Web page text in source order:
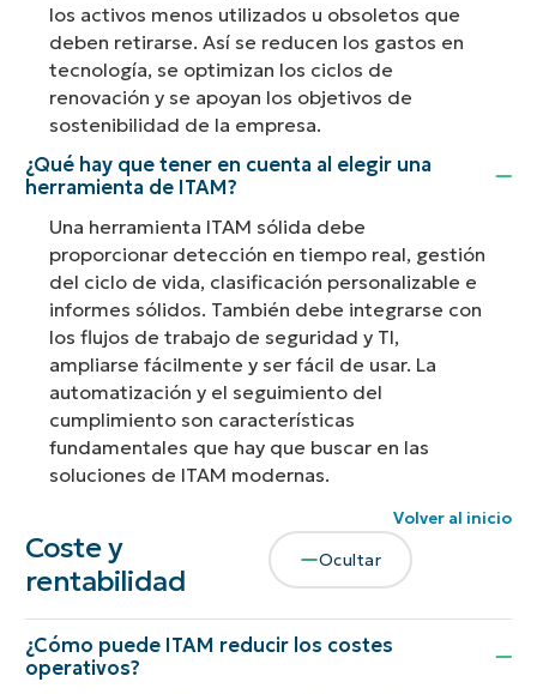
los activos menos utilizados u obsoletos que
deben retirarse. Así se reducen los gastos en
tecnología, se optimizan los ciclos de
renovación y se apoyan los objetivos de
sostenibilidad de la empresa.
¿Qué hay que tener en cuenta al elegir una
herramienta de ITAM?
Una herramienta ITAM sólida debe
proporcionar detección en tiempo real, gestión
del ciclo de vida, clasificación personalizable e
informes sólidos. También debe integrarse con
los flujos de trabajo de seguridad y TI,
ampliarse fácilmente y ser fácil de usar. La
automatización y el seguimiento del
cumplimiento son características
fundamentales que hay que buscar en las
soluciones de ITAM modernas.
Volver al inicio
Coste y
rentabilidad
Ocultar
¿Cómo puede ITAM reducir los costes
operativos?